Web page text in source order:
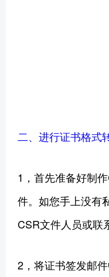
二、进行证书格式
1，首先准备好制
件。如您手上没有
CSR文件人员或联
2，将证书签发邮